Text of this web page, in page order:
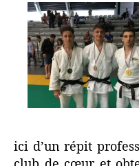
ici d’un répit